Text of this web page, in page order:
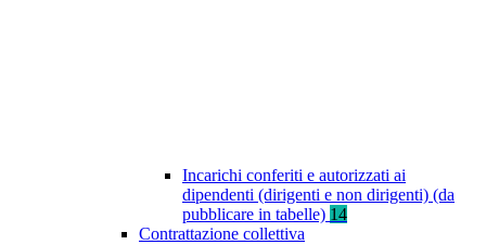
Incarichi conferiti e autorizzati ai
dipendenti (dirigenti e non dirigenti) (da
pubblicare in tabelle) 14
Contrattazione collettiva